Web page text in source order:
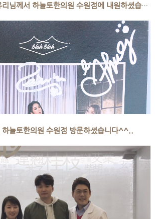
그룹 블라블라의 은유리님께서 하늘토한의원 수원점에 내원하셨습니다^^..
하늘토한의원 수원점 방문하셨습니다^^..